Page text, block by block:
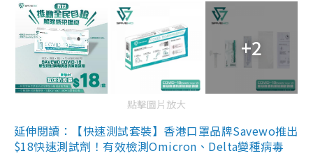
+2
點擊圖片放大
延伸閱讀：【快速測試套裝】香港口罩品牌Savewo推出
$18快速測試劑！有效檢測Omicron、Delta變種病毒